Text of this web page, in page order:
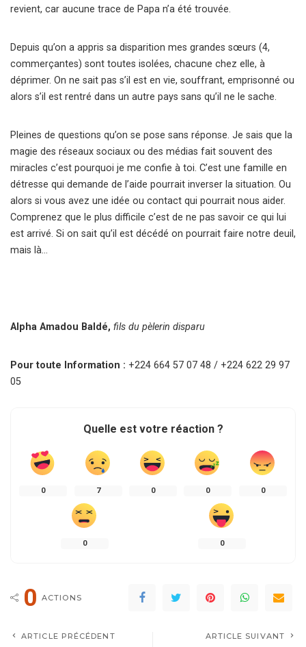
revient, car aucune trace de Papa n’a été trouvée.
Depuis qu’on a appris sa disparition mes grandes sœurs (4,
commerçantes) sont toutes isolées, chacune chez elle, à
déprimer. On ne sait pas s’il est en vie, souffrant, emprisonné ou
alors s’il est rentré dans un autre pays sans qu’il ne le sache.
Pleines de questions qu’on se pose sans réponse. Je sais que la
magie des réseaux sociaux ou des médias fait souvent des
miracles c’est pourquoi je me confie à toi. C’est une famille en
détresse qui demande de l’aide pourrait inverser la situation. Ou
alors si vous avez une idée ou contact qui pourrait nous aider.
Comprenez que le plus difficile c’est de ne pas savoir ce qui lui
est arrivé. Si on sait qu’il est décédé on pourrait faire notre deuil,
mais là…
Alpha Amadou Baldé, fils du pèlerin disparu
Pour toute Information : +224 664 57 07 48 / +224 622 29 97
05
Quelle est votre réaction ?
0 7 0 0 0
0 0
0 ACTIONS
ARTICLE PRÉCÉDENT ARTICLE SUIVANT